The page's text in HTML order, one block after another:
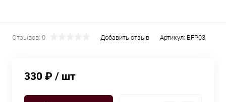
Отзывов: 0 Добавить отзыв Артикул: BFP03
330 ₽ / шт